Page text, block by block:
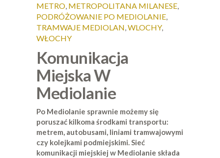
METRO, METROPOLITANA MILANESE,
PODRÓŻOWANIE PO MEDIOLANIE,
TRAMWAJE MEDIOLAN,WLOCHY,
WŁOCHY
Komunikacja
Miejska W
Mediolanie
Po Mediolanie sprawnie możemy się
poruszać kilkoma środkami transportu:
metrem, autobusami, liniami tramwajowymi
czy kolejkami podmiejskimi. Sieć
komunikacji miejskiej w Mediolanie składa